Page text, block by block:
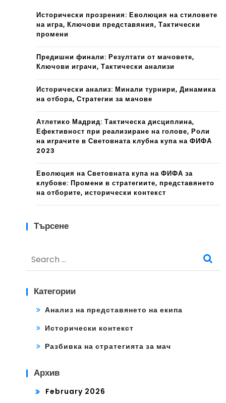
Исторически прозрения: Еволюция на стиловете
на игра, Ключови представяния, Тактически
промени
Предишни финали: Резултати от мачовете,
Ключови играчи, Тактически анализи
Исторически анализ: Минали турнири, Динамика
на отбора, Стратегии за мачове
Атлетико Мадрид: Тактическа дисциплина,
Ефективност при реализиране на голове, Роли
на играчите в Световната клубна купа на ФИФА
2023
Еволюция на Световната купа на ФИФА за
клубове: Промени в стратегиите, представянето
на отборите, исторически контекст
Търсене
for:
Категории
Анализ на представянето на екипа
Исторически контекст
Разбивка на стратегията за мач
Архив
February 2026